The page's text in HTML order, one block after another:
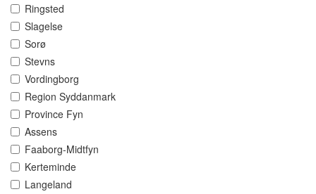
Ringsted
Slagelse
Sorø
Stevns
Vordingborg
Region Syddanmark
Province Fyn
Assens
Faaborg-Midtfyn
Kerteminde
Langeland